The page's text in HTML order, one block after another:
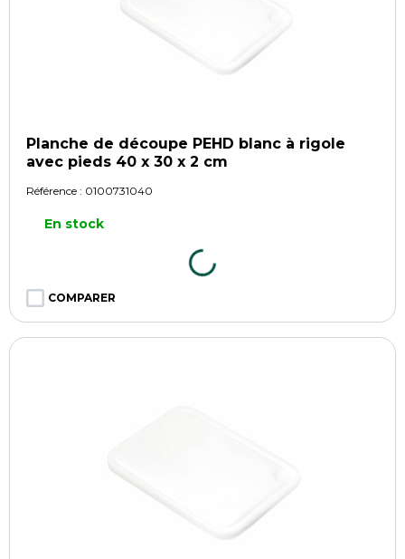
Planche de découpe PEHD blanc à rigole
avec pieds 40 x 30 x 2 cm
Référence : 0100731040
En stock
COMPARER